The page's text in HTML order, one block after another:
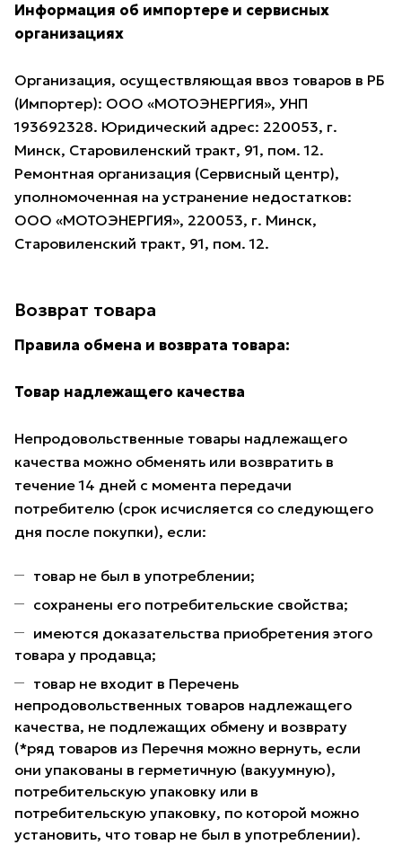
Информация об импортере и сервисных
организациях
Организация, осуществляющая ввоз товаров в РБ
(Импортер): ООО «МОТОЭНЕРГИЯ», УНП
193692328. Юридический адрес: 220053, г.
Минск, Старовиленский тракт, 91, пом. 12.
Ремонтная организация (Сервисный центр),
уполномоченная на устранение недостатков:
ООО «МОТОЭНЕРГИЯ», 220053, г. Минск,
Старовиленский тракт, 91, пом. 12.
Возврат товара
Правила обмена и возврата товара:
Товар надлежащего качества
Непродовольственные товары надлежащего
качества можно обменять или возвратить в
течение 14 дней с момента передачи
потребителю (срок исчисляется со следующего
дня после покупки), если:
товар не был в употреблении;
сохранены его потребительские свойства;
имеются доказательства приобретения этого
товара у продавца;
товар не входит в Перечень
непродовольственных товаров надлежащего
качества, не подлежащих обмену и возврату
(*ряд товаров из Перечня можно вернуть, если
они упакованы в герметичную (вакуумную),
потребительскую упаковку или в
потребительскую упаковку, по которой можно
установить, что товар не был в употреблении).